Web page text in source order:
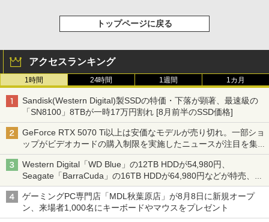
トップページに戻る
アクセスランキング
1時間 24時間 1週間 1カ月
Sandisk(Western Digital)製SSDの特価・下落が顕著、最速級の
「SN8100」8TBが一時17万円割れ [8月前半のSSD価格]
GeForce RTX 5070 Ti以上は安価なモデルが売り切れ。一部ショ
ップがビデオカードの購入制限を実施したニュースが注目を集め
る AKIBA PC Hotline! 先週のアクセスランキング 26年7月27日～
26年8月3日
Western Digital「WD Blue」の12TB HDDが54,980円、
Seagate「BarraCuda」の16TB HDDが64,980円などが特売、
NAS・ビジネス向けは上昇傾向 [8月前半のHDD価格]
ゲーミングPC専門店「MDL秋葉原店」が8月8日に新規オープ
ン、来場者1,000名にキーボードやマウスをプレゼント